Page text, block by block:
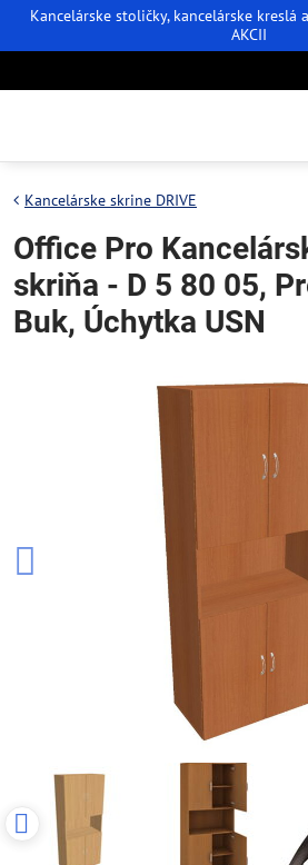
Kancelárske stoličky, kancelárske kreslá
AKCII
Kancelárske skrine DRIVE
Office Pro
skriňa - D 5 80 05,
Buk, Úchytka USN